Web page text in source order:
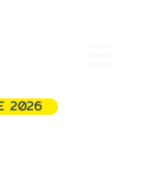
2026